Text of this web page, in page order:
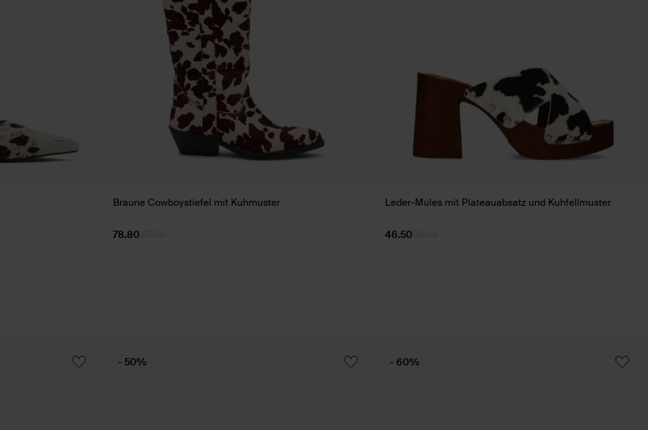
Braune Cowboystiefel mit Kuhmuster
78.80
Leder-Mules mit Plateauabsatz und Kuhfellmuster
92.98
46.50
- 50% - 60%